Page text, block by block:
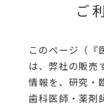
ご
このページ（
は、弊社の販売
情報を、研究・
歯科医師・薬剤